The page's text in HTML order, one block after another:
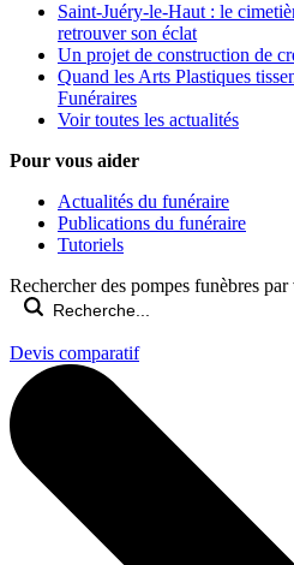
Saint-Juéry-le-Haut : le
retrouver son éclat
Un projet de construction de
Quand les Arts Plastiques
Funéraires
Voir toutes les actualités
Pour vous aider
Actualités du funéraire
Publications du funéraire
Tutoriels
Rechercher des pompes funèbres
Devis comparatif